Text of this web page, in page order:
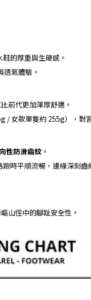
的厚重與生硬感。
氣體驗。
前代更加渾厚舒適。
/ 女款單隻約 255g），對
性防滑齒紋 。
時平順流暢，邊緣深刻
山徑中的腳趾安全性。